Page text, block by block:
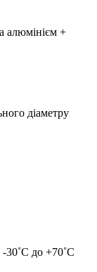
алюмінієм +
діаметру
-30˚С до +70˚С